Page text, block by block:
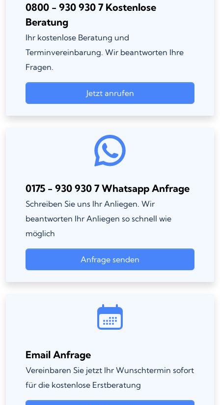
0800 - 930 930 7 Kostenlose
Beratung
Ihr kostenlose Beratung und
Terminvereinbarung. Wir beantworten Ihre
Fragen.
Jetzt anrufen
0175 - 930 930 7 Whatsapp Anfrage
Schreiben Sie uns Ihr Anliegen. Wir
beantworten Ihr Anliegen so schnell wie
möglich
Anfrage senden
Email Anfrage
Vereinbaren Sie jetzt Ihr Wunschtermin sofort
für die kostenlose Erstberatung